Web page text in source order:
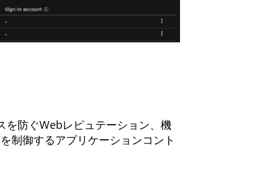
を防ぐWebレピュテーション、機
制御するアプリケーションコント